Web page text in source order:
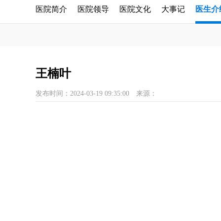
医院简介 医院领导 医院文化 大事记 医生介
王楠叶
发布时间：2024-03-19 09:35:00 来源：